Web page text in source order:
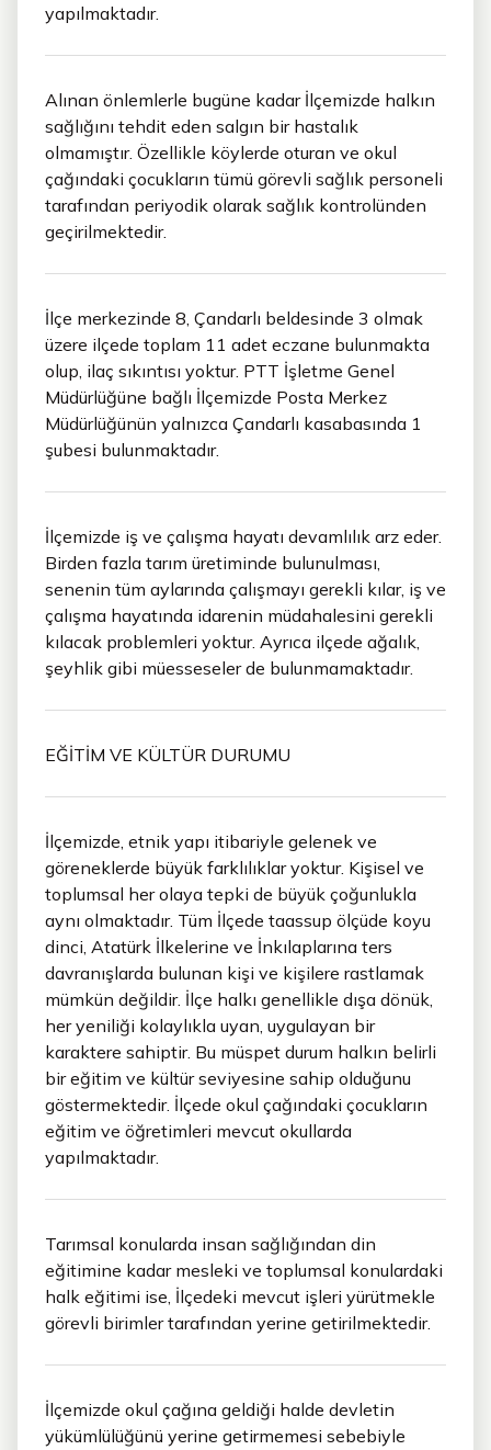
yapılmaktadır.
Alınan önlemlerle bugüne kadar İlçemizde halkın
sağlığını tehdit eden salgın bir hastalık
olmamıştır. Özellikle köylerde oturan ve okul
çağındaki çocukların tümü görevli sağlık personeli
tarafından periyodik olarak sağlık kontrolünden
geçirilmektedir.
İlçe merkezinde 8, Çandarlı beldesinde 3 olmak
üzere ilçede toplam 11 adet eczane bulunmakta
olup, ilaç sıkıntısı yoktur. PTT İşletme Genel
Müdürlüğüne bağlı İlçemizde Posta Merkez
Müdürlüğünün yalnızca Çandarlı kasabasında 1
şubesi bulunmaktadır.
İlçemizde iş ve çalışma hayatı devamlılık arz eder.
Birden fazla tarım üretiminde bulunulması,
senenin tüm aylarında çalışmayı gerekli kılar, iş ve
çalışma hayatında idarenin müdahalesini gerekli
kılacak problemleri yoktur. Ayrıca ilçede ağalık,
şeyhlik gibi müesseseler de bulunmamaktadır.
EĞİTİM VE KÜLTÜR DURUMU
İlçemizde, etnik yapı itibariyle gelenek ve
göreneklerde büyük farklılıklar yoktur. Kişisel ve
toplumsal her olaya tepki de büyük çoğunlukla
aynı olmaktadır. Tüm İlçede taassup ölçüde koyu
dinci, Atatürk İlkelerine ve İnkılaplarına ters
davranışlarda bulunan kişi ve kişilere rastlamak
mümkün değildir. İlçe halkı genellikle dışa dönük,
her yeniliği kolaylıkla uyan, uygulayan bir
karaktere sahiptir. Bu müspet durum halkın belirli
bir eğitim ve kültür seviyesine sahip olduğunu
göstermektedir. İlçede okul çağındaki çocukların
eğitim ve öğretimleri mevcut okullarda
yapılmaktadır.
Tarımsal konularda insan sağlığından din
eğitimine kadar mesleki ve toplumsal konulardaki
halk eğitimi ise, İlçedeki mevcut işleri yürütmekle
görevli birimler tarafından yerine getirilmektedir.
İlçemizde okul çağına geldiği halde devletin
yükümlülüğünü yerine getirmemesi sebebiyle